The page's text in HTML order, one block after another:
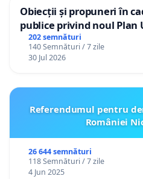
Obiecții și propuneri în
publice privind noul Plan
(PUG) Ialoveni
202 semnături
140 Semnături / 7 zile
30 Jul 2026
Referendumul pentru
României
26 644 semnături
118 Semnături / 7 zile
4 Jun 2025